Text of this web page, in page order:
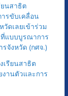
นสาธิต
รขับเคลื่อน
ดเลยเข้าร่วม
ที่แบบบูรณาการ
จังหวัด (กศจ.)
เรียนสาธิต
งานตัวและการ